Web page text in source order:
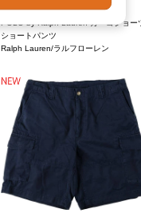
メンズW36
POLO by Ralph Lauren カーゴショー
ショートパンツ
Ralph Lauren/ラルフローレン